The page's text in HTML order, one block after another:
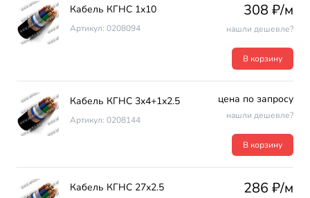
Кабель КГНС 1х10
Артикул: 0208094
308 ₽/м
нашли дешевле?
В корзину
Кабель КГНС 3х4+1х2.5
Артикул: 0208144
цена по запросу
нашли дешевле?
В корзину
Кабель КГНС 27х2.5 286 ₽/м